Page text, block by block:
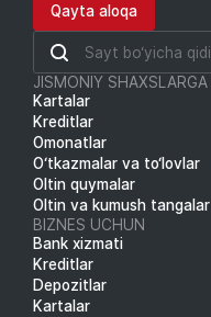
Qayta aloqa
JISMONIY SHAXSLARGA
Kartalar
Kreditlar
Omonatlar
O‘tkazmalar va to‘lovlar
Oltin quymalar
Oltin va kumush tangalar
BIZNES UCHUN
Bank xizmati
Kreditlar
Depozitlar
Kartalar